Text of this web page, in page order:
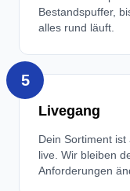
Bestandspuffer,
alles rund läuft.
5
Livegang
Dein Sortiment
live. Wir bleiben
Anforderungen